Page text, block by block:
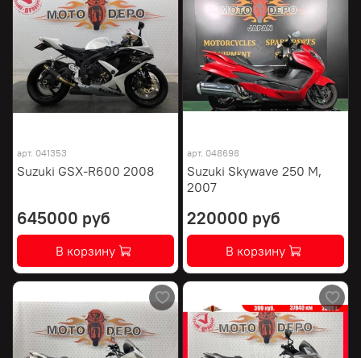
арт. 041353
Suzuki GSX-R600 2008
645000 руб
В корзину
арт. 048698
Suzuki Skywave 250 M,
2007
220000 руб
В корзину